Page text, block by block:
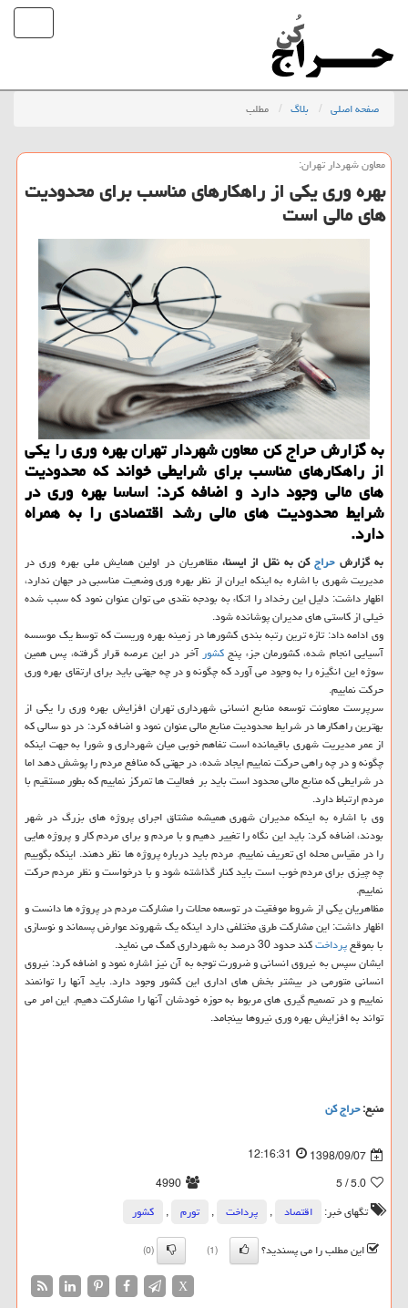
صفحه اصلی بلاگ مطلب
معاون شهردار تهران:
بهره وری یكی از راهكارهای مناسب برای محدودیت
های مالی است
به گزارش حراج كن معاون شهردار تهران بهره وری را یكی
از راهكارهای مناسب برای شرایطی خواند كه محدودیت
های مالی وجود دارد و اضافه كرد: اساسا بهره وری در
شرایط محدودیت های مالی رشد اقتصادی را به همراه
دارد.
به گزارشحراجكن به نقل از ایسنا،مظاهریان در اولین همایش ملی بهره وری در
مدیریت شهری با اشاره به اینكه ایران از نظر بهره وری وضعیت مناسبی در جهان ندارد،
اظهار داشت: دلیل این رخداد را اتكاء به بودجه نقدی می توان عنوان نمود كه سبب شده
خیلی از كاستی های مدیران پوشانده شود.
وی ادامه داد: تازه ترین رتبه بندی كشورها در زمینه بهره وریست كه توسط یك موسسه
آسیایی انجام شده، كشورمان جزء پنجكشورآخر در این عرصه قرار گرفته، پس همین
سوژه این انگیزه را به وجود می آورد كه چگونه و در چه جهتی باید برای ارتقای بهره وری
حركت نماییم.
سرپرست معاونت توسعه منابع انسانی شهرداری تهران افزایش بهره وری را یكی از
بهترین راهكارها در شرایط محدودیت منابع مالی عنوان نمود و اضافه كرد: در دو سالی كه
از عمر مدیریت شهری باقیمانده است تفاهم خوبی میان شهرداری و شورا به جهت اینكه
چگونه و در چه راهی حركت نماییم ایجاد شده، در جهتی كه منافع مردم را پوشش دهد اما
در شرایطی كه منابع مالی محدود است باید بر فعالیت ها تمركز نماییم كه بطور مستقیم با
مردم ارتباط دارد.
وی با اشاره به اینكه مدیران شهری همیشه مشتاق اجرای پروژه های بزرگ در شهر
بودند، اضافه كرد: باید این نگاه را تغییر دهیم و با مردم و برای مردم كار و پروژه هایی
را در مقیاس محله ای تعریف نماییم. مردم باید درباره پروژه ها نظر دهند. اینكه بگوییم
چه چیزی برای مردم خوب است باید كنار گذاشته شود و با درخواست و نظر مردم حركت
نماییم.
مظاهریان یكی از شروط موفقیت در توسعه محلات را مشاركت مردم در پروژه ها دانست و
اظهار داشت: این مشاركت طرق مختلفی دارد اینكه یك شهروند عوارض پسماند و نوسازی
با بموقعپرداختكند حدود 30 درصد به شهرداری كمك می نماید.
ایشان سپس به نیروی انسانی و ضرورت توجه به آن نیز اشاره نمود و اضافه كرد: نیروی
انسانی متورمی در بیشتر بخش های اداری این كشور وجود دارد. باید آنها را توانمند
نماییم و در تصمیم گیری های مربوط به حوزه خودشان آنها را مشاركت دهیم. این امر می
تواند به افزایش بهره وری نیروها بینجامد.
منبع:حراج كن
1398/09/07
12:16:31
5.0
/ 5
4990
تگهای خبر:
اقتصاد , پرداخت , تورم ,
كشور
این مطلب را می پسندید؟
(1)
(0)
X